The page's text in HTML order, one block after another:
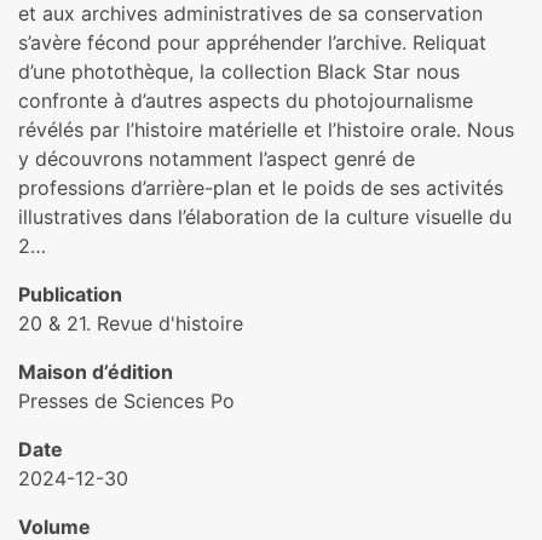
et aux archives administratives de sa conservation
s’avère fécond pour appréhender l’archive. Reliquat
d’une photothèque, la collection Black Star nous
confronte à d’autres aspects du photojournalisme
révélés par l’histoire matérielle et l’histoire orale. Nous
y découvrons notamment l’aspect genré de
professions d’arrière-plan et le poids de ses activités
illustratives dans l’élaboration de la culture visuelle du
2…
Publication
20 & 21. Revue d'histoire
Maison d’édition
Presses de Sciences Po
Date
2024-12-30
Volume